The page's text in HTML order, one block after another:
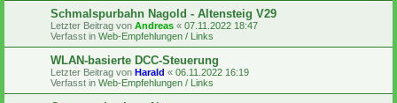
Schmalspurbahn Nagold - Altensteig V29
Letzter Beitrag von Andreas « 07.11.2022 18:47
Verfasst in Web-Empfehlungen / Links
WLAN-basierte DCC-Steuerung
Letzter Beitrag von Harald « 06.11.2022 16:19
Verfasst in Web-Empfehlungen / Links